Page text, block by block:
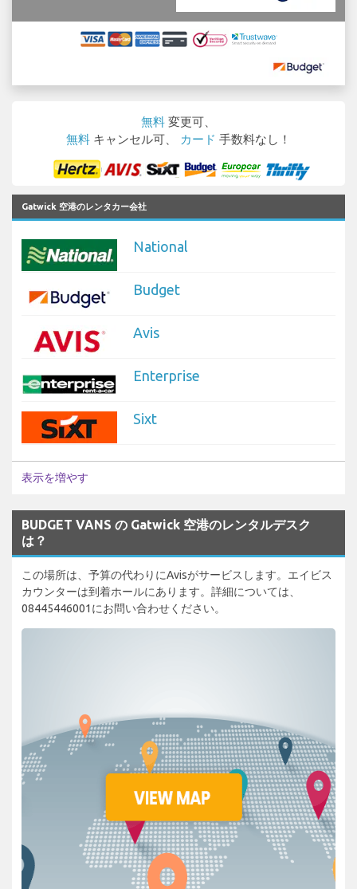
無料 変更可、
無料 キャンセル可、 カード 手数料なし！
Gatwick 空港のレンタカー会社
National
Budget
Avis
Enterprise
Sixt
表示を増やす
BUDGET VANS の Gatwick 空港のレンタルデスク
は？
この場所は、予算の代わりにAvisがサービスします。エイビス
カウンターは到着ホールにあります。詳細については、
08445446001にお問い合わせください。